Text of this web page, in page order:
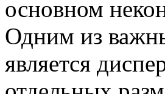
основном
Одним из
является